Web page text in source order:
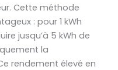
Cette méthode
: pour 1 kWh
jusqu’à 5 kWh de
la
rendement élevé en